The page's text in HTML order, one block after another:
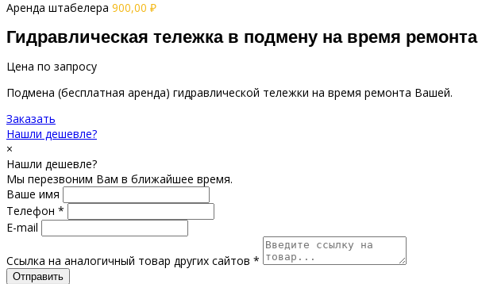
Аренда штабелера 900,00 ₽
Гидравлическая тележка в подмену на время ремонта
Цена по запросу
Подмена (бесплатная аренда) гидравлической тележки на время ремонта Вашей.
Заказать
Нашли дешевле?
×
Нашли дешевле?
Мы перезвоним Вам в ближайшее время.
Ваше имя
Телефон *
E-mail
Ссылка на аналогичный товар других сайтов *
Отправить